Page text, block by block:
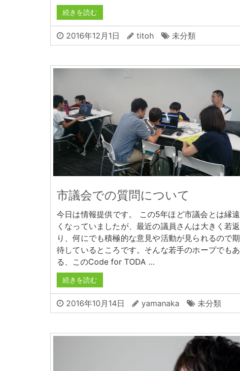
続きを読む
2016年12月1日 titoh 未分類
市議会での質問について
今日は情報提供です。 この5年ほど市議会とは縁遠
くなっていましたが、最近の議員さんは大きく若返
り、何にでも積極的な意見や活動が見られるので期
待しているところです。そんな若手のホープでもあ
る、このCode for TODA …
続きを読む
2016年10月14日 yamanaka 未分類